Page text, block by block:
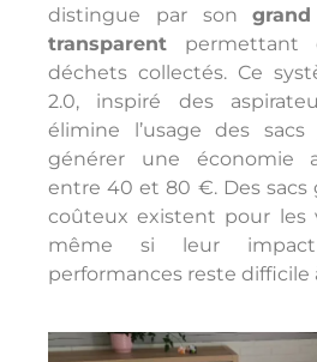
distingue par son
transparent permettant
déchets collectés. Ce
2.0, inspiré des
élimine l’usage des
générer une économie
entre 40 et 80 €. Des sacs
coûteux existent pour les
même si leur
performances reste difficile